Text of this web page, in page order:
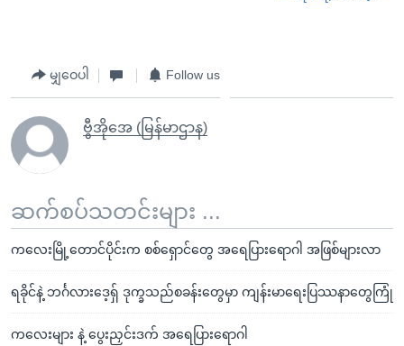
မျှဝေပါ Follow us
ဗွီအိုအေ (မြန်မာဌာန)
ဆက်စပ်သတင်းများ ...
ကလေးမြို့တောင်ပိုင်းက စစ်ရှောင်တွေ အရေပြားရောဂါ အဖြစ်များလာ
ရခိုင်နဲ့ ဘင်္ဂလားဒေ့ရှ် ဒုက္ခသည်စခန်းတွေမှာ ကျန်းမာရေးပြဿနာတွေကြုံ
ကလေးများ နဲ့ ပွေးညှင်းဒက် အရေပြားရောဂါ